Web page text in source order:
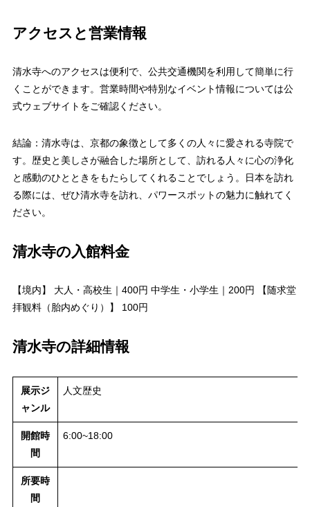
アクセスと営業情報
清水寺へのアクセスは便利で、公共交通機関を利用して簡単に行
くことができます。営業時間や特別なイベント情報については公
式ウェブサイトをご確認ください。
結論：清水寺は、京都の象徴として多くの人々に愛される寺院で
す。歴史と美しさが融合した場所として、訪れる人々に心の浄化
と感動のひとときをもたらしてくれることでしょう。日本を訪れ
る際には、ぜひ清水寺を訪れ、パワースポットの魅力に触れてく
ださい。
清水寺の入館料金
【境内】 大人・高校生｜400円 中学生・小学生｜200円 【随求堂
拝観料（胎内めぐり）】 100円
清水寺の詳細情報
展示ジ
ャンル
人文歴史
開館時
間
6:00~18:00
所要時
間